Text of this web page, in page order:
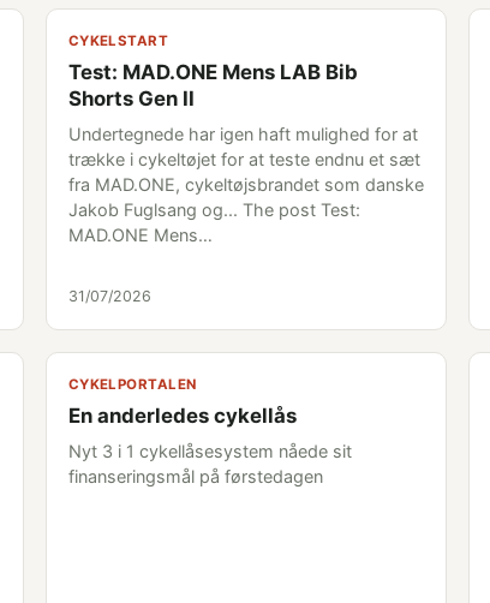
CYKELSTART
Test: MAD.ONE Mens LAB Bib
Shorts Gen II
Undertegnede har igen haft mulighed for at
trække i cykeltøjet for at teste endnu et sæt
fra MAD.ONE, cykeltøjsbrandet som danske
Jakob Fuglsang og... The post Test:
MAD.ONE Mens…
31/07/2026
CYKELPORTALEN
En anderledes cykellås
Nyt 3 i 1 cykellåsesystem nåede sit
finanseringsmål på førstedagen